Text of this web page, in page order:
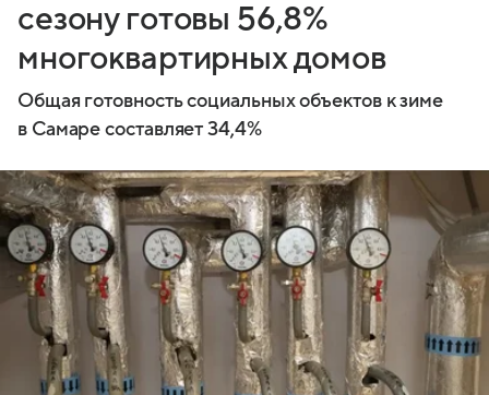
сезону готовы 56,8%
многоквартирных домов
Общая готовность социальных объектов к зиме
в Самаре составляет 34,4%